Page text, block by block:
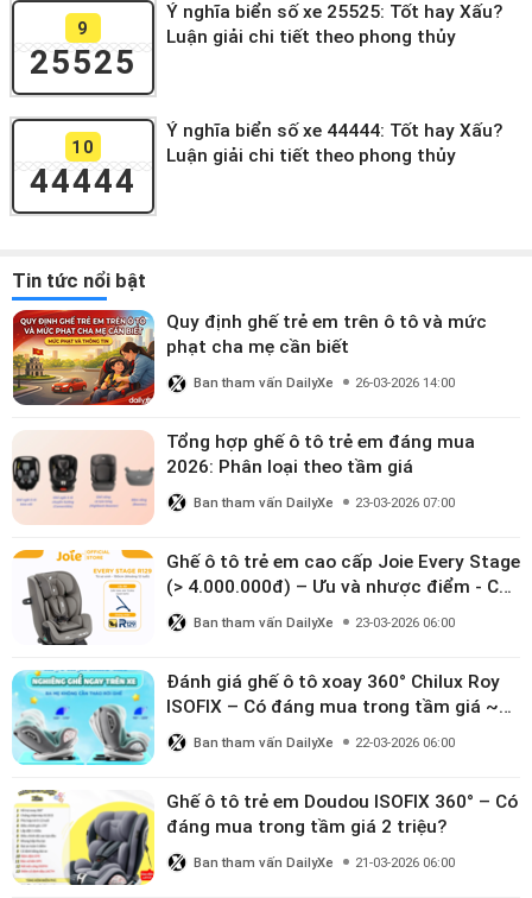
9
25525
Ý nghĩa biển số xe 25525: Tốt hay Xấu?
Luận giải chi tiết theo phong thủy
10
44444
Ý nghĩa biển số xe 44444: Tốt hay Xấu?
Luận giải chi tiết theo phong thủy
Tin tức nổi bật
Quy định ghế trẻ em trên ô tô và mức
phạt cha mẹ cần biết
Ban tham vấn DailyXe 26-03-2026 14:00
Tổng hợp ghế ô tô trẻ em đáng mua
2026: Phân loại theo tầm giá
Ban tham vấn DailyXe 23-03-2026 07:00
Ghế ô tô trẻ em cao cấp Joie Every Stage
(> 4.000.000đ) – Ưu và nhược điểm - Có
đáng đầu tư cho bé từ 0–12 tuổi?
Ban tham vấn DailyXe 23-03-2026 06:00
Đánh giá ghế ô tô xoay 360° Chilux Roy
ISOFIX – Có đáng mua trong tầm giá ~3
triệu
Ban tham vấn DailyXe 22-03-2026 06:00
Ghế ô tô trẻ em Doudou ISOFIX 360° – Có
đáng mua trong tầm giá 2 triệu?
Ban tham vấn DailyXe 21-03-2026 06:00